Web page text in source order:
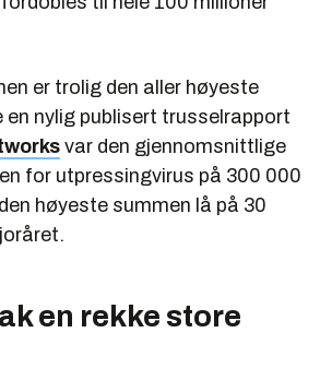
er trolig den aller høyeste
en nylig publisert trusselrapport
var den gjennomsnittlige
for utpressingvirus på 300 000
høyeste summen lå på 30
en rekke store